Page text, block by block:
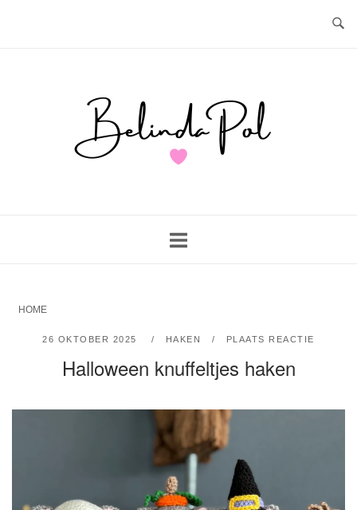
HOME
26 OKTOBER 2025 HAKEN PLAATS REACTIE
Halloween knuffeltjes haken